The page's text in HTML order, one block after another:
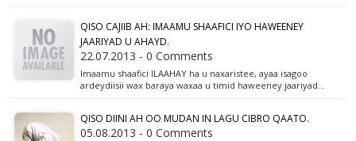
QISO CAJIIB AH: IMAAMU SHAAFICI IYO HAWEENEY
JAARIYAD U AHAYD.
22.07.2013 - 0 Comments
Imaamu shaafici ILAAHAY ha u naxaristee, ayaa isagoo
ardeydiisii wax baraya waxaa u timid haweeney jaariyad…
QISO DIINI AH OO MUDAN IN LAGU CIBRO QAATO.
05.08.2013 - 0 Comments